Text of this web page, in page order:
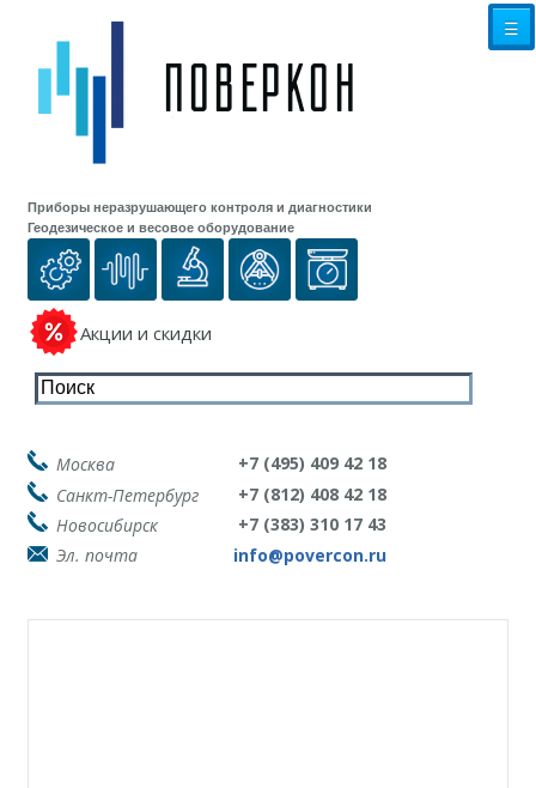
Приборы неразрушающего контроля и диагностики
Геодезическое и весовое оборудование
Акции и скидки
☰
Москва
+7 (495) 409 42 18
Санкт-Петербург
+7 (812) 408 42 18
Новосибирск
+7 (383) 310 17 43
Эл. почта
info@povercon.ru